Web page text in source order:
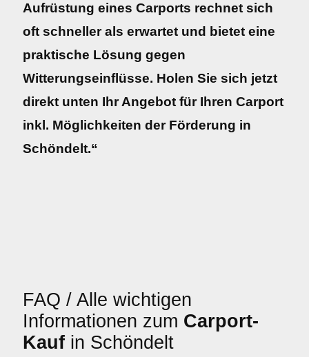
Aufrüstung eines Carports rechnet sich
oft schneller als erwartet und bietet eine
praktische Lösung gegen
Witterungseinflüsse. Holen Sie sich jetzt
direkt unten Ihr Angebot für Ihren Carport
inkl. Möglichkeiten der Förderung in
Schöndelt.“
FAQ / Alle wichtigen
Informationen zum Carport-
Kauf in Schöndelt